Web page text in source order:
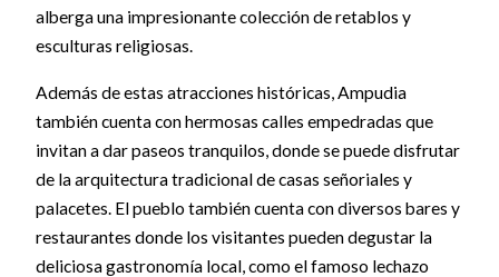
alberga una impresionante colección de retablos y
esculturas religiosas.
Además de estas atracciones históricas, Ampudia
también cuenta con hermosas calles empedradas que
invitan a dar paseos tranquilos, donde se puede disfrutar
de la arquitectura tradicional de casas señoriales y
palacetes. El pueblo también cuenta con diversos bares y
restaurantes donde los visitantes pueden degustar la
deliciosa gastronomía local, como el famoso lechazo